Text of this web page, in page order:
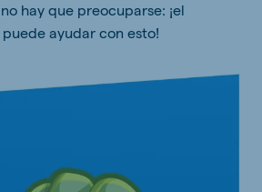
hay que preocuparse: ¡el
ayudar con esto!